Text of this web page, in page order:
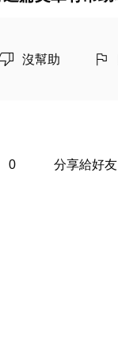
沒幫助
0 分享給好友